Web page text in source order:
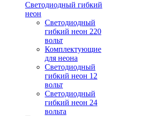
Светодиодный гибкий
неон
Светодиодный
гибкий неон 220
вольт
Комплектующие
для неона
Светодиодный
гибкий неон 12
вольт
Светодиодный
гибкий неон 24
вольта